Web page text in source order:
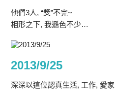
他們3人, “獎”不完~
相形之下, 我遜色不少…
2013/9/25
深深以這位認真生活, 工作, 愛